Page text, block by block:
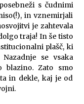
kamen za kuhinjo?
in kaj storiti, ko
s čudnimi
in vznemirjali
je zahtevala
traja! In še tisto
plašč, ki
se vsaka
blazino. Zato smo
in dekle, kaj je od